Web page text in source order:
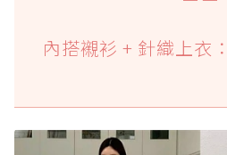
內搭襯衫 + 針織上衣